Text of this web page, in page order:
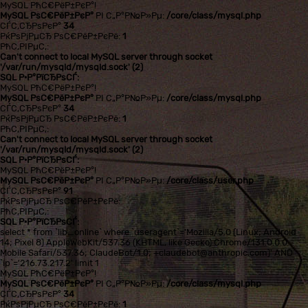
MySQL РћС€РёР±РєР°!
MySQL РѕС€РёР±РєР° РІ С„Р°Р№Р»Рµ: /core/class/mysql.php
СЃС‚СЂРѕРєР° 34
РќРѕРјРµСЂ РѕС€РёР±РєРё: 1
РћС‚РІРµС‚:
Can't connect to local MySQL server through socket
'/var/run/mysqld/mysqld.sock' (2)
SQL Р·Р°РїСЂРѕСЃ:
MySQL РћС€РёР±РєР°!
MySQL РѕС€РёР±РєР° РІ С„Р°Р№Р»Рµ: /core/class/mysql.php
СЃС‚СЂРѕРєР° 34
РќРѕРјРµСЂ РѕС€РёР±РєРё: 1
РћС‚РІРµС‚:
Can't connect to local MySQL server through socket
'/var/run/mysqld/mysqld.sock' (2)
SQL Р·Р°РїСЂРѕСЃ:
MySQL РћС€РёР±РєР°!
MySQL РѕС€РёР±РєР° РІ С„Р°Р№Р»Рµ: /core/class/user.php
СЃС‚СЂРѕРєР° 91
РќРѕРјРµСЂ РѕС€РёР±РєРё:
РћС‚РІРµС‚:
SQL Р·Р°РїСЂРѕСЃ:
select * from `lib_online` where `useragent`='Mozilla/5.0 (Linux; Android
14; Pixel 8) AppleWebKit/537.36 (KHTML, like Gecko) Chrome/131.0.0.0
Mobile Safari/537.36; ClaudeBot/1.0; +claudebot@anthropic.com)' AND
`ip`='216.73.217.2' limit 1
MySQL РћС€РёР±РєР°!
MySQL РѕС€РёР±РєР° РІ С„Р°Р№Р»Рµ:/core/class/mysql.php
СЃС‚СЂРѕРєР°34
РќРѕРјРµСЂ РѕС€РёР±РєРё: 1